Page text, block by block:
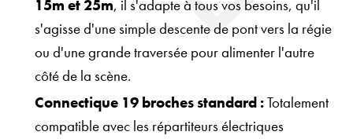
15m et 25m, il s'adapte à tous vos besoins, qu'il
s'agisse d'une simple descente de pont vers la régie
ou d'une grande traversée pour alimenter l'autre
côté de la scène.
Connectique 19 broches standard :Totalement
compatible avec les répartiteurs électriques